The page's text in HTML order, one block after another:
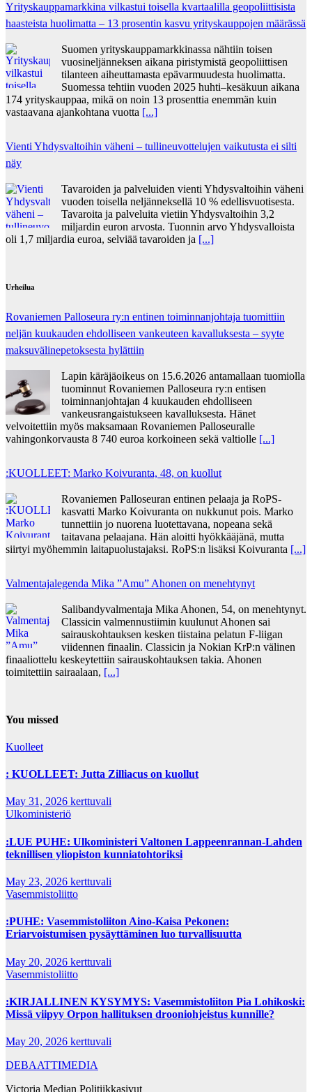
Yrityskauppamarkkina vilkastui toisella kvartaalilla geopoliittisista
haasteista huolimatta – 13 prosentin kasvu yrityskauppojen määrässä
Suomen yrityskauppamarkkinassa nähtiin toisen
vuosineljänneksen aikana piristymistä geopoliittisen
tilanteen aiheuttamasta epävarmuudesta huolimatta.
Suomessa tehtiin vuoden 2025 huhti–kesäkuun aikana
174 yrityskauppaa, mikä on noin 13 prosenttia enemmän kuin
vastaavana ajankohtana vuotta [...]
Vienti Yhdysvaltoihin väheni – tullineuvottelujen vaikutusta ei silti
näy
Tavaroiden ja palveluiden vienti Yhdysvaltoihin väheni
vuoden toisella neljänneksellä 10 % edellisvuotisesta.
Tavaroita ja palveluita vietiin Yhdysvaltoihin 3,2
miljardin euron arvosta. Tuonnin arvo Yhdysvalloista
oli 1,7 miljardia euroa, selviää tavaroiden ja [...]
Urheilua
Rovaniemen Palloseura ry:n entinen toiminnanjohtaja tuo­mit­tiin
neljän kuu­kau­den eh­dol­li­seen van­keu­teen ka­val­luk­ses­ta – syyte
mak­su­vä­li­ne­pe­tok­ses­ta hy­lät­tiin
Lapin käräjäoikeus on 15.6.2026 antamallaan tuomiolla
tuominnut Rovaniemen Palloseura ry:n entisen
toiminnanjohtajan 4 kuukauden ehdolliseen
vankeusrangaistukseen kavalluksesta. Hänet
velvoitettiin myös maksamaan Rovaniemen Palloseuralle
vahingonkorvausta 8 740 euroa korkoineen sekä valtiolle [...]
:KUOLLEET: Marko Koivuranta, 48, on kuollut
Rovaniemen Palloseuran entinen pelaaja ja RoPS-
kasvatti Marko Koivuranta on nukkunut pois. Marko
tunnettiin jo nuorena luotettavana, nopeana sekä
taitavana pelaajana. Hän aloitti hyökkääjänä, mutta
siirtyi myöhemmin laitapuolustajaksi. RoPS:n lisäksi Koivuranta [...]
Valmentajalegenda Mika ”Amu” Ahonen on menehtynyt
Salibandyvalmentaja Mika Ahonen, 54, on menehtynyt.
Classicin valmennustiimin kuulunut Ahonen sai
sairauskohtauksen kesken tiistaina pelatun F-liigan
viidennen finaalin. Classicin ja Nokian KrP:n välinen
finaaliottelu keskeytettiin sairauskohtauksen takia. Ahonen
toimitettiin sairaalaan, [...]
You missed
Kuolleet
: KUOLLEET: Jutta Zilliacus on kuollut
May 31, 2026 kerttuvali
Ulkoministeriö
:LUE PUHE: Ulkoministeri Valtonen Lappeenrannan-Lahden
teknillisen yliopiston kunniatohtoriksi
May 23, 2026 kerttuvali
Vasemmistoliitto
:PUHE: Vasemmistoliiton Aino-Kaisa Pekonen:
Eriarvoistumisen pysäyttäminen luo turvallisuutta
May 20, 2026 kerttuvali
Vasemmistoliitto
:KIRJALLINEN KYSYMYS: Vasemmistoliiton Pia Lohikoski:
Missä viipyy Orpon hallituksen drooniohjeistus kunnille?
May 20, 2026 kerttuvali
DEBAATTIMEDIA
Victoria Median Politiikkasivut